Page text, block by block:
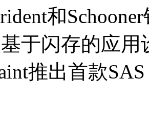
和
于闪存的应用
推出首款SAS